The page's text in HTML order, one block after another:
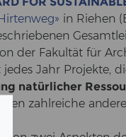
in Rie­hen
der Fa­kul­tät für
Jahr Pro­jek­te,
na­tür­li­cher
zahl­rei­che